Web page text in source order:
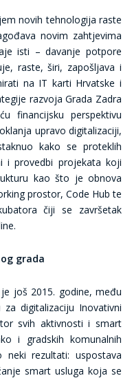
novih tehnologija raste
novim zahtjevima
isti – davanje potpore
raste, širi, zapošljava i
na IT karti Hrvatske i
razvoja Grada Zadra
financijsku perspektivu
upravo digitalizaciji,
kako se proteklih
i provedbi projekata koji
kao što je obnova
prostor, Code Hub te
čiji se završetak
grada
još 2015. godine, među
digitalizaciju Inovativni
svih aktivnosti i smart
i gradskih komunalnih
rezultati: uspostava
smart usluga koja se